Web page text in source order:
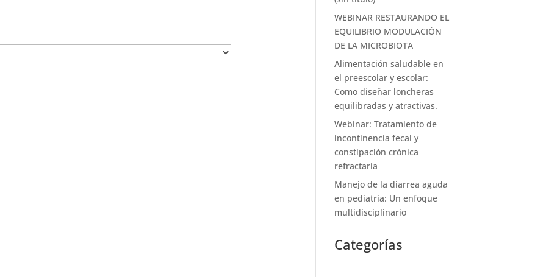
WEBINAR RESTAURANDO EL
EQUILIBRIO MODULACIÓN
DE LA MICROBIOTA
Alimentación saludable en
el preescolar y escolar:
Como diseñar loncheras
equilibradas y atractivas.
Webinar: Tratamiento de
incontinencia fecal y
constipación crónica
refractaria
Manejo de la diarrea aguda
en pediatría: Un enfoque
multidisciplinario
Categorías